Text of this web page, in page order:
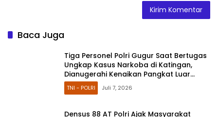
Baca Juga
Tiga Personel Polri Gugur Saat Bertugas
Ungkap Kasus Narkoba di Katingan,
Dianugerahi Kenaikan Pangkat Luar
Biasa Anumerta
TNI - POLRI Juli 7, 2026
Densus 88 AT Polri Ajak Masyarakat